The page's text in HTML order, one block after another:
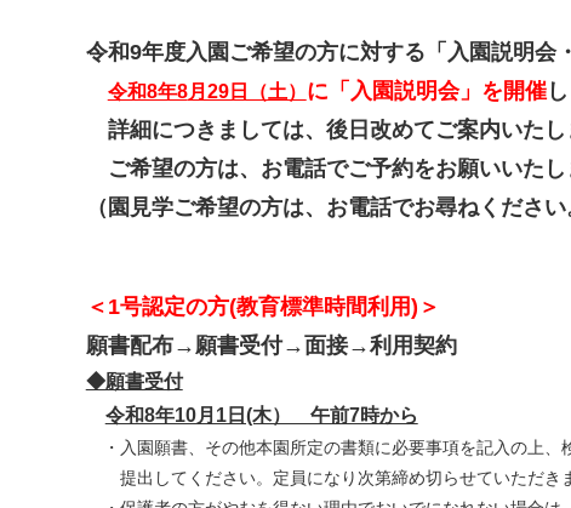
令和9年度入園ご希望の方に対する「入園説明会
令和8年8月29日（土） に「 入園説明会」を開催し
詳細につきましては、後日改めてご案内いたし
ご希望の方は、お電話でご予約をお願いいたし
（園見学ご希望の方は、お電話でお尋ねください
＜1号認定の方(教育標準時間利用)＞
願書配布→願書受付→面接→利用契約
◆願書受付
令和8年10月1日(木） 午前7時から
・入園願書、その他本園所定の書類に必要事項を記入の上、
提出 してください。定員になり次第締め切らせていただき